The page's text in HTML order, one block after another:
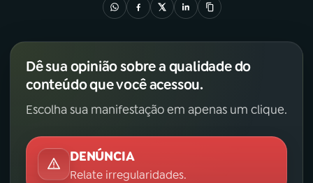
Dê sua opinião sobre a qualidade do
conteúdo que você acessou.
Escolha sua manifestação em apenas um clique.
DENÚNCIA
Relate irregularidades.